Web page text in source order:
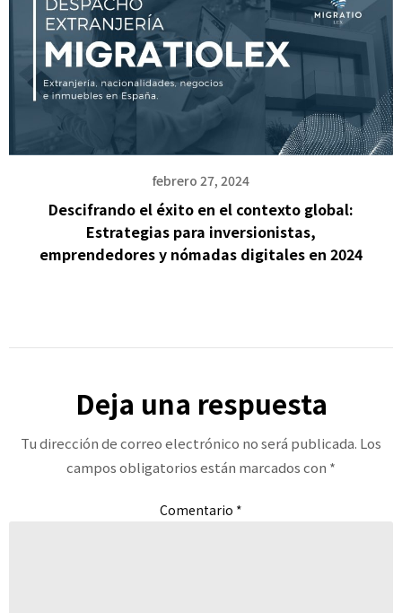
febrero 27, 2024
Descifrando el éxito en el contexto global:
Estrategias para inversionistas,
emprendedores y nómadas digitales en 2024
Deja una respuesta
Tu dirección de correo electrónico no será publicada. Los
campos obligatorios están marcados con *
Comentario *